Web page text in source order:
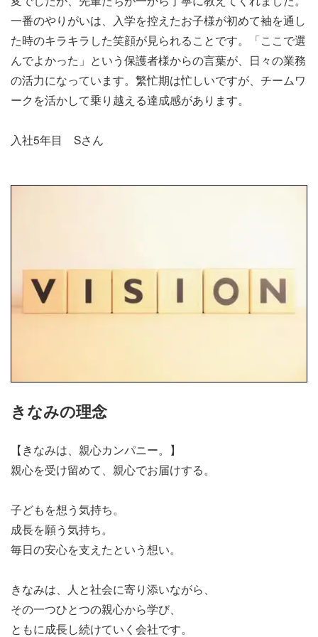
一番のやりがいは、入学を控えたお子様が初めて袖を通し
た時のキラキラした笑顔が見られることです。「ここで選
んでよかった」という保護者様からの言葉が、日々の業務
の活力になっています。繁忙期は忙しいですが、チームワ
ークを活かして乗り越える達成感があります。
入社5年目 Sさん
きなみの理念
【きなみは、親心カンパニー。】
親心を受け留めて、親心でお届けする。
子どもを想う気持ち。
成長を願う気持ち。
毎日の安心を支えたという想い。
きなみは、人と社会に寄り添いながら、
その一つひとつの親心から学び、
ともに成長し続けていく会社です。